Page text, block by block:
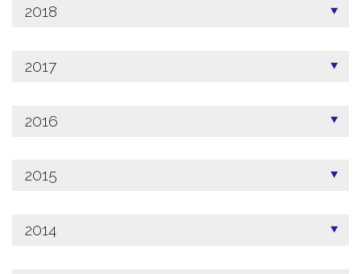
2018
2017
2016
2015
2014